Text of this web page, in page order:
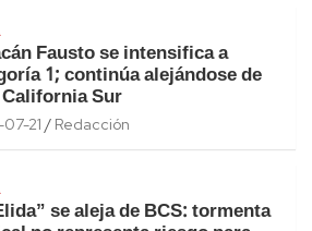
Fausto se intensifica a
1; continúa alejándose de
Sur
21 Redacción
se aleja de BCS: tormenta